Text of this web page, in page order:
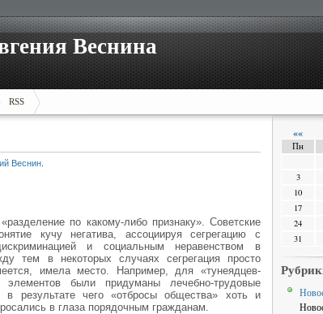
Веснина
RSS
Веснин
по какому-либо признаку». Советские
кучу негатива, ассоциируя сегрегацию с
и социальным неравенством в
тем в некоторых случаях сегрегация просто
имела место. Например, для «тунеядцев-
элементов были придуманы лечебно-трудовые
результате чего «отбросы общества» хоть и
в глаза порядочным гражданам.
««
Пн
3
10
17
24
31